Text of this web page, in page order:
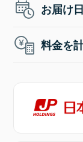
お届け
料金を